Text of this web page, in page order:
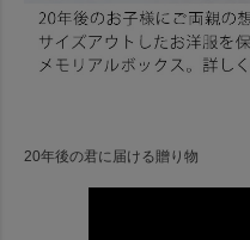
20年後の君に届ける贈り物